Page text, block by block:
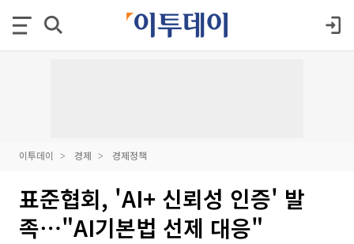
이투데이 경제 경제정책
표준협회, 'AI+ 신뢰성 인증' 발
족⋯"AI기본법 선제 대응"